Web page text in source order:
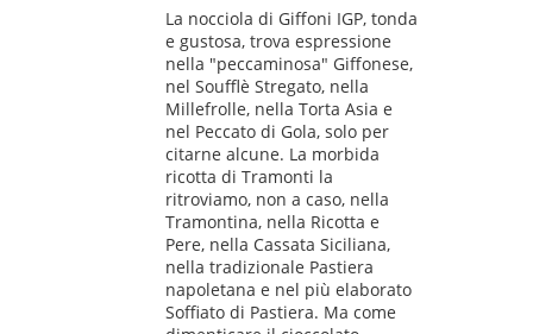
La nocciola di Giffoni IGP, tonda
e gustosa, trova espressione
nella "peccaminosa" Giffonese,
nel Soufflè Stregato, nella
Millefrolle, nella Torta Asia e
nel Peccato di Gola, solo per
citarne alcune. La morbida
ricotta di Tramonti la
ritroviamo, non a caso, nella
Tramontina, nella Ricotta e
Pere, nella Cassata Siciliana,
nella tradizionale Pastiera
napoletana e nel più elaborato
Soffiato di Pastiera. Ma come